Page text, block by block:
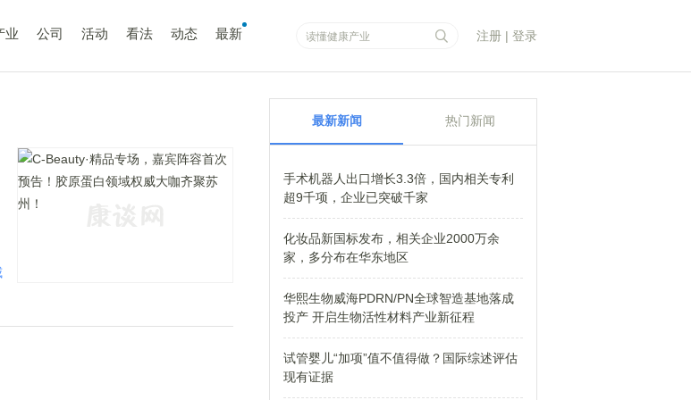
业 公司 活动 看法 动态 最新 注册 | 登录
最新新闻 热门新闻
手术机器人出口增长3.3倍，国内相关专利
超9千项，企业已突破千家
化妆品新国标发布，相关企业2000万余
家，多分布在华东地区
华熙生物威海PDRN/PN全球智造基地落成
投产 开启生物活性材料产业新征程
试管婴儿“加项”值不值得做？国际综述评估
现有证据